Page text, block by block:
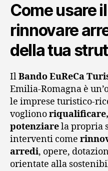
Come usare
rinnovare
della tua
IlBando EuReCa
Emilia-Romagna è
le imprese turistico-
vogliono
potenziarela propria
interventi come
arredi, opere,
orientate alla